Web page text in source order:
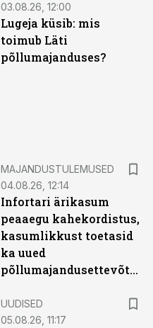
03.08.26, 12:00
Lugeja küsib: mis
toimub Läti
põllumajanduses?
MAJANDUSTULEMUSED
04.08.26, 12:14
Infortari ärikasum
peaaegu kahekordistus,
kasumlikkust toetasid
ka uued
põllumajandusettevõtted
UUDISED
05.08.26, 11:17